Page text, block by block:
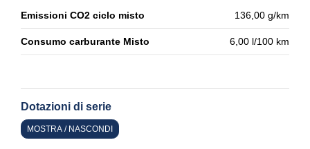
Emissioni CO2 ciclo misto 136,00 g/km
Consumo carburante Misto 6,00 l/100 km
Dotazioni di serie
MOSTRA / NASCONDI